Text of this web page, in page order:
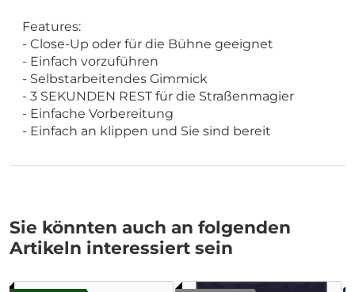
Features:
- Close-Up oder für die Bühne geeignet
- Einfach vorzuführen
- Selbstarbeitendes Gimmick
- 3 SEKUNDEN REST für die Straßenmagier
- Einfache Vorbereitung
- Einfach an klippen und Sie sind bereit
Sie könnten auch an folgenden
Artikeln interessiert sein